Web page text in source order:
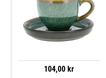
104,00 kr